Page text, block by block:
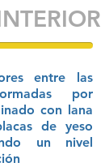
entre las
por
con lana
de yeso
un nivel